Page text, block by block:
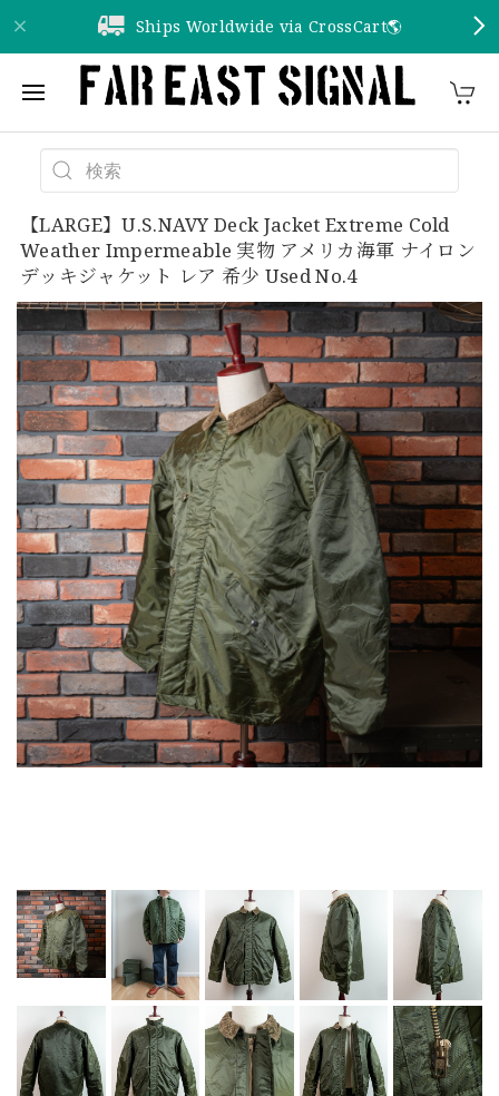
Ships Worldwide via CrossCart🌎️
【LARGE】U.S.NAVY Deck Jacket Extreme Cold
Weather Impermeable 実物 アメリカ海軍 ナイロン
デッキジャケット レア 希少 Used No.4